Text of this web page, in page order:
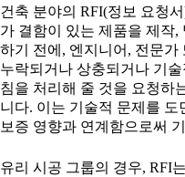
건축 분야의 RFI(정보 요청
가 결함이 있는 제품을 제작,
하기 전에, 엔지니어, 전문가
누락되거나 상충되거나 기
침을 처리해 줄 것을 요청하
니다. 이는 기술적 문제를 도
보증 영향과 연계함으로써
유리 시공 그룹의 경우, RFI